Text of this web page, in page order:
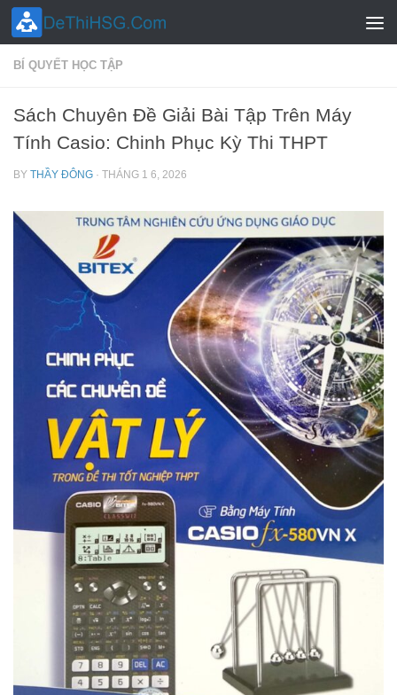
Skip to content
BÍ QUYẾT HỌC TẬP
Sách Chuyên Đề Giải Bài Tập Trên Máy
Tính Casio: Chinh Phục Kỳ Thi THPT
BY THẦY ĐÔNG · THÁNG 1 6, 2026